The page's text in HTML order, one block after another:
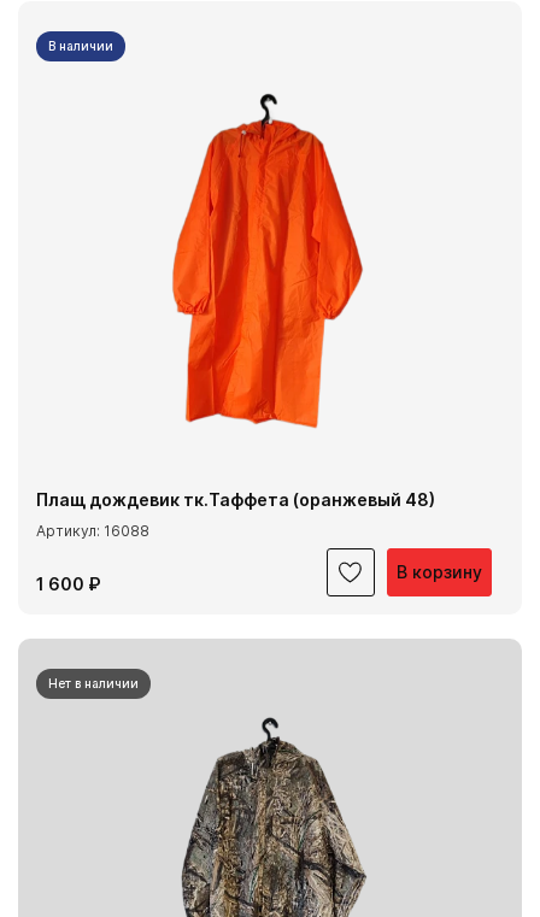
В наличии
В корзину
Плащ дождевик тк.Таффета (оранжевый 48)
Артикул: 16088
1 600 ₽
Нет в наличии